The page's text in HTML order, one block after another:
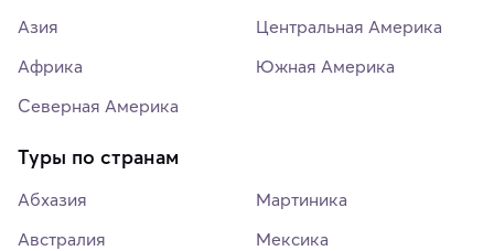
Азия
Африка
Северная Америка
Центральная Америка
Южная Америка
Туры по странам
Абхазия
Австралия
Мартиника
Мексика